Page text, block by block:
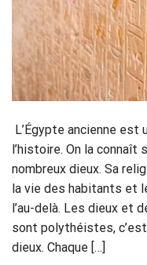
L’Égypte ancienne
l’histoire. On la
nombreux dieux. Sa
la vie des habitants et
l’au-delà. Les dieux et
sont polythéistes,
dieux. Chaque […]